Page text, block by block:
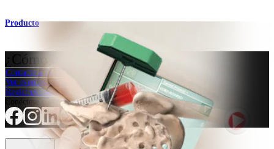
Producto
¿Cómo podemos ayudarlo?
Contacte a un representante
Ver eventos, laboratorios y oportunidades educativas
Regístrese para recibir: ¿Qué hay de nuevo en Arthrex?
Conéctese con nosotros